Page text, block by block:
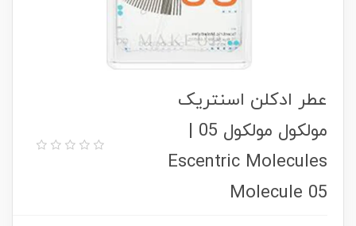
عطر ادکلن اسنتریک
مولکول مولکول 05 |
Escentric Molecules
Molecule 05